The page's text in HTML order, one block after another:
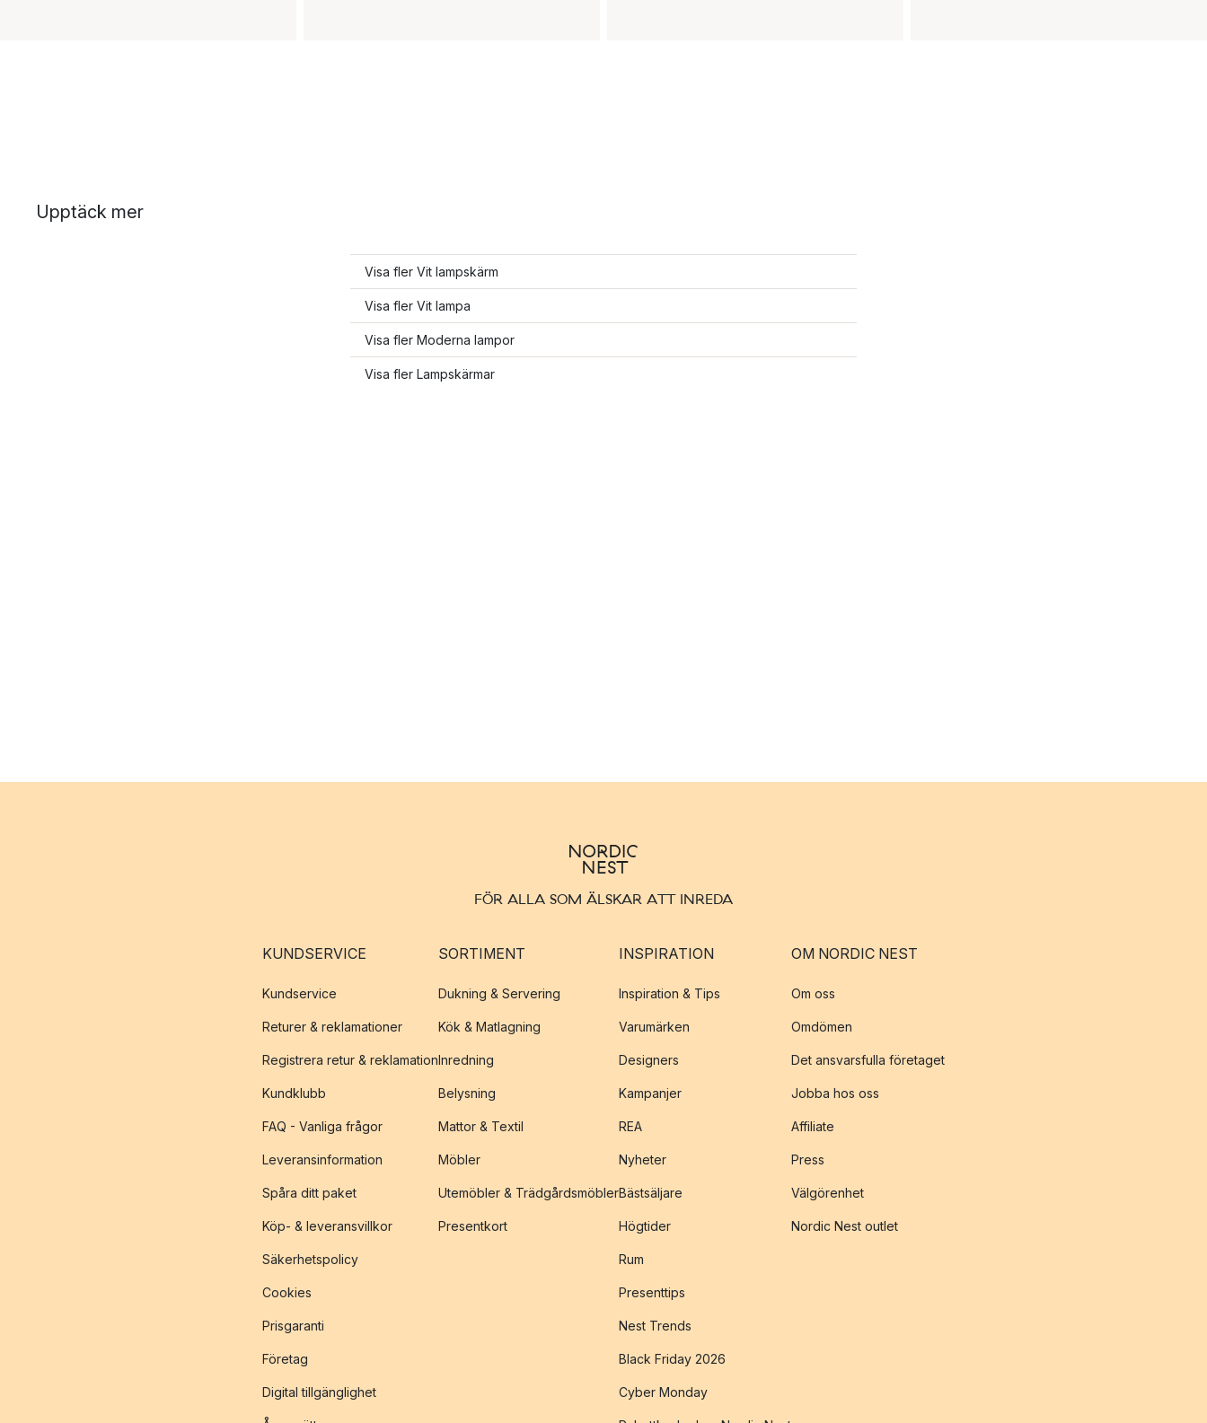
Upptäck mer
Visa fler Vit lampskärm
Visa fler Vit lampa
Visa fler Moderna lampor
Visa fler Lampskärmar
FÖR ALLA SOM ÄLSKAR ATT INREDA
KUNDSERVICE
Kundservice
Returer & reklamationer
Registrera retur & reklamation
Kundklubb
FAQ - Vanliga frågor
Leveransinformation
Spåra ditt paket
Köp- & leveransvillkor
Säkerhetspolicy
Cookies
Prisgaranti
Företag
Digital tillgänglighet
SORTIMENT
Dukning & Servering
Kök & Matlagning
Inredning
Belysning
Mattor & Textil
Möbler
Utemöbler & Trädgårdsmöbler
Presentkort
INSPIRATION
Inspiration & Tips
Varumärken
Designers
Kampanjer
REA
Nyheter
Bästsäljare
Högtider
Rum
Presenttips
Nest Trends
Black Friday 2026
Cyber Monday
OM NORDIC NEST
Om oss
Omdömen
Det ansvarsfulla företaget
Jobba hos oss
Affiliate
Press
Välgörenhet
Nordic Nest outlet